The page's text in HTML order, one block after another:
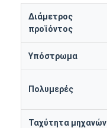
Διάμετρος
προϊόντος
Υπόστρωμα
Πολυμερές
Ταχύτητα μηχανών